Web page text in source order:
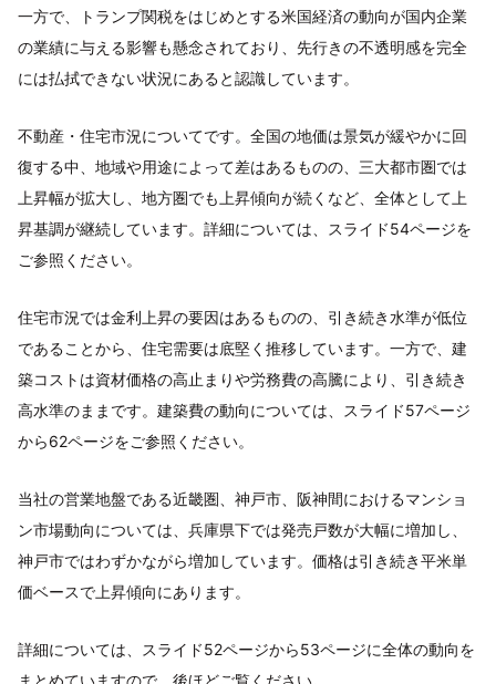
一方で、トランプ関税をはじめとする米国経済の動向が国内企業
の業績に与える影響も懸念されており、先行きの不透明感を完全
には払拭できない状況にあると認識しています。
不動産・住宅市況についてです。全国の地価は景気が緩やかに回
復する中、地域や用途によって差はあるものの、三大都市圏では
上昇幅が拡大し、地方圏でも上昇傾向が続くなど、全体として上
昇基調が継続しています。詳細については、スライド54ページを
ご参照ください。
住宅市況では金利上昇の要因はあるものの、引き続き水準が低位
であることから、住宅需要は底堅く推移しています。一方で、建
築コストは資材価格の高止まりや労務費の高騰により、引き続き
高水準のままです。建築費の動向については、スライド57ページ
から62ページをご参照ください。
当社の営業地盤である近畿圏、神戸市、阪神間におけるマンショ
ン市場動向については、兵庫県下では発売戸数が大幅に増加し、
神戸市ではわずかながら増加しています。価格は引き続き平米単
価ベースで上昇傾向にあります。
詳細については、スライド52ページから53ページに全体の動向を
まとめていますので、後ほどご覧ください。